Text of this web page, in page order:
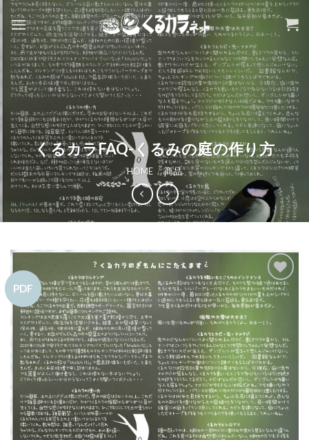
Skip
content
くるカラFAQ-くるみの庭の作り方
HOME / 商品
PDF
お気
に入